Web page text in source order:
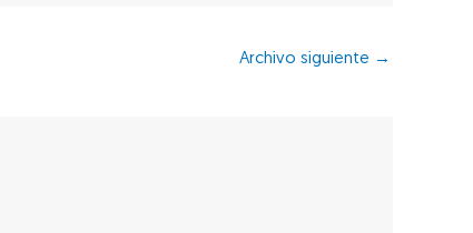
Archivo siguiente →